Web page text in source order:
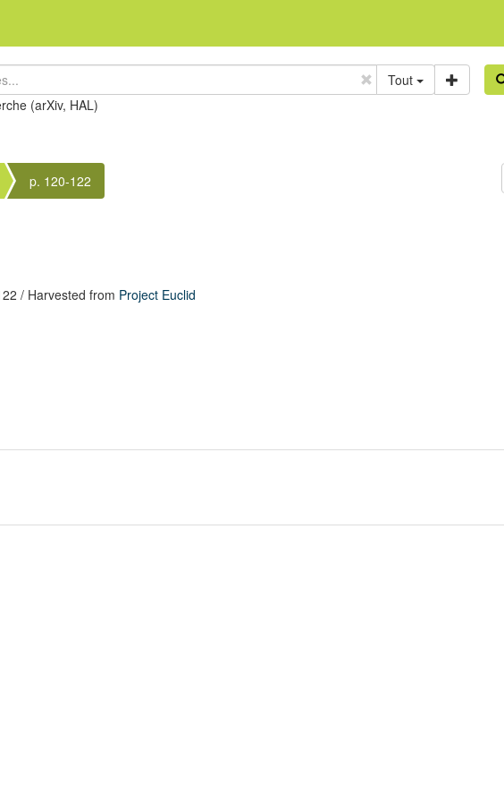
Tout
(arXiv, HAL)
p. 120-122
/ Harvested from Project Euclid